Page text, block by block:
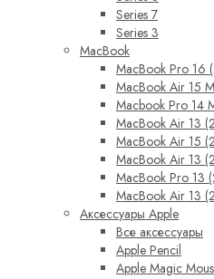
Series 7
Series 3
MacBook
MacBook Pro 16
MacBook Air 15
Macbook Pro 14
MacBook Air 13
MacBook Air 15
MacBook Air 13
MacBook Pro 13
MacBook Air 13
Аксессуары Apple
Все аксессуары
Apple Pencil
Apple Magic